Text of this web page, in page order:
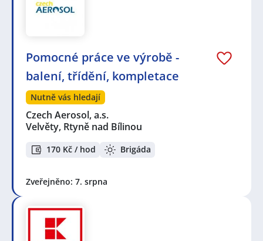
Pomocné práce ve výrobě -
balení, třídění, kompletace
Nutně vás hledají
Czech Aerosol, a.s.
Velvěty, Rtyně nad Bílinou
170 Kč / hod Brigáda
Zveřejněno: 7. srpna